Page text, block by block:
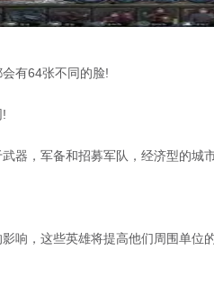
有64张不同的脸!
器，军备和招募军队，经济型的城
响，这些英雄将提高他们周围单位